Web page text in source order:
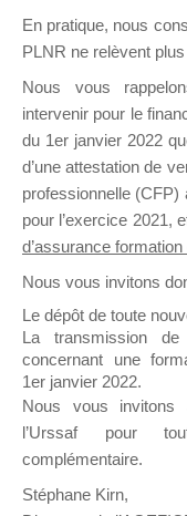
Ce groupe
Formation qui
Propositions
sur lequel il
ou poser une
NB : Il est
pouvoir
En pratique, nous
PLNR ne relèvent
Nous vous
intervenir pour le
du 1er janvier 2022
d’une attestation de
professionnelle
pour l’exercice 2021,
d’assurance
Nous vous invitons
Le dépôt de toute
La transmission
concernant une
1er janvier 2022.
Nous vous
l’Urssaf pour
complémentaire.
Stéphane Kirn,